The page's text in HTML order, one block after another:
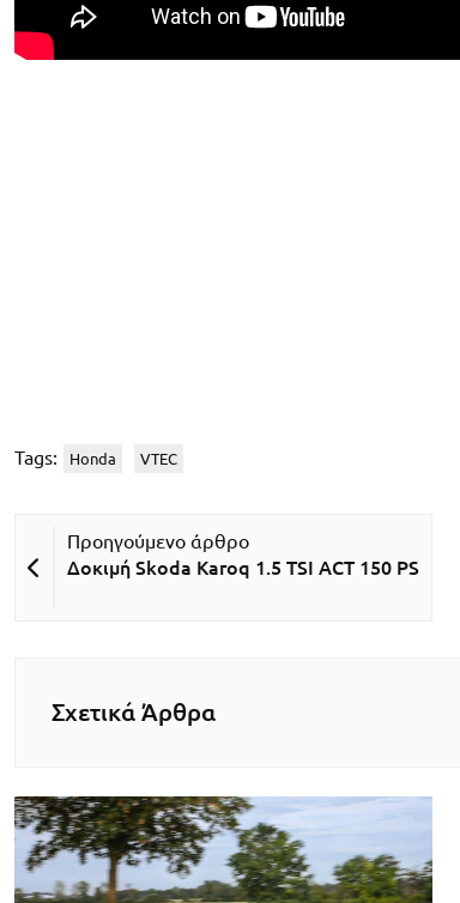
Tags: Honda VTEC
Δοκιμή Skoda Karoq 1.5 TSI ACT 150 PS
Σχετικά Άρθρα